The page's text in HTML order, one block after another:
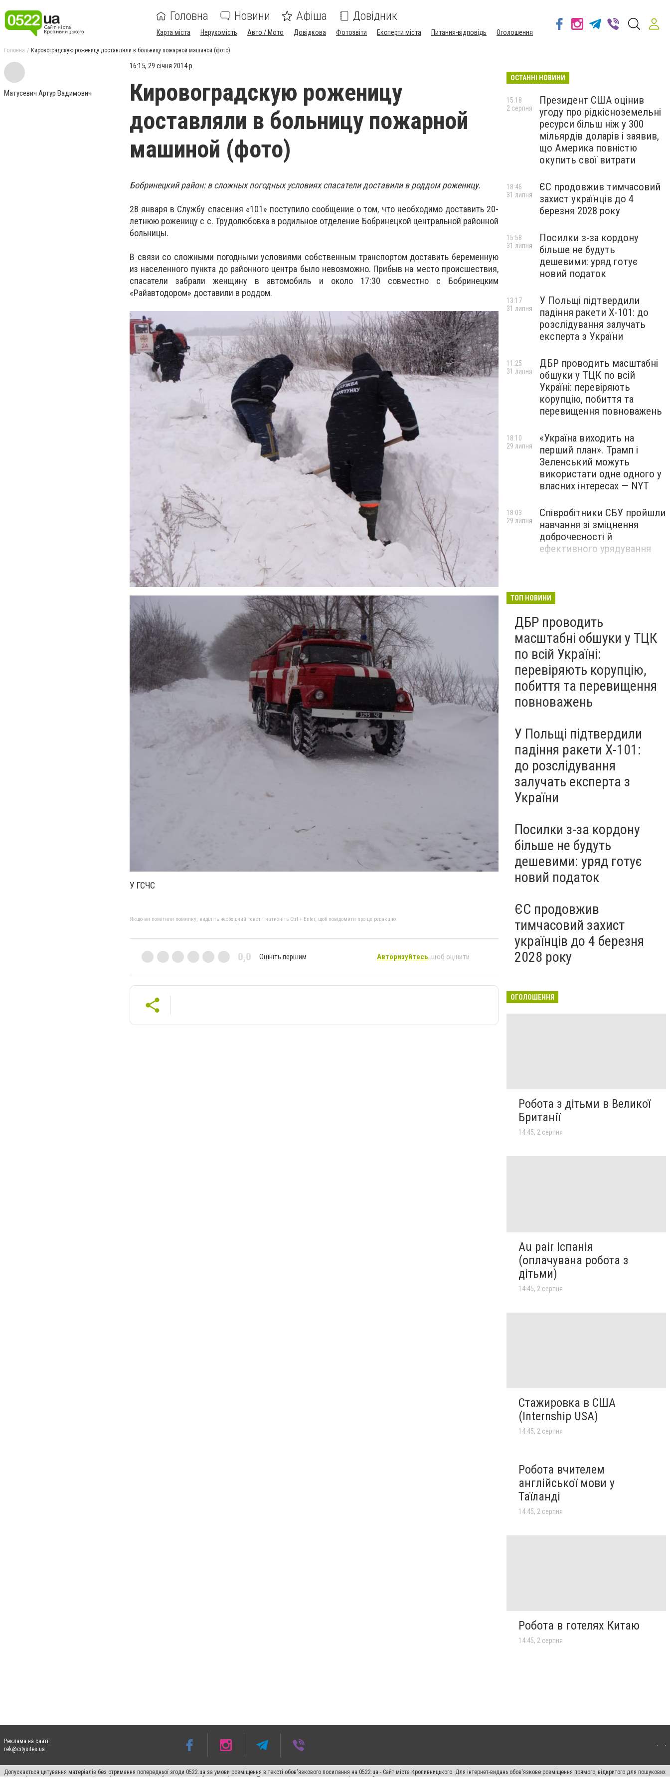
Головна Новини Афіша Довідник
Карта міста Нерухомість Авто / Мото Довідкова Фотозвіти Експерти міста Питання-відповідь Оголошення
Головна Кировоградскую роженицу доставляли в больницу пожарной машиной (фото)
Матусевич Артур Вадимович
16:15, 29 січня 2014 р.
Кировоградскую роженицу
доставляли в больницу пожарной
машиной (фото)
Бобринецкий район: в сложных погодных условиях спасатели доставили в роддом роженицу.
28 января в Службу спасения «101» поступило сообщение о том, что необходимо доставить 20-
летнюю роженицу с с. Трудолюбовка в родильное отделение Бобринецкой центральной районной
больницы.
В связи со сложными погодными условиями собственным транспортом доставить беременную
из населенного пункта до районного центра было невозможно. Прибыв на место происшествия,
спасатели забрали женщину в автомобиль и около 17:30 совместно с Бобринецким
«Райавтодором» доставили в роддом.
У ГСЧС
Якщо ви помітили помилку, виділіть необхідний текст і натисніть Ctrl + Enter, щоб повідомити про це редакцію
0,0 Оцініть першим Авторизуйтесь, щоб оцінити
ОСТАННІ НОВИНИ
Президент США оцінив
угоду про рідкісноземельні
ресурси більш ніж у 300
мільярдів доларів і заявив,
що Америка повністю
окупить свої витрати
15:18
2 серпня
ЄС продовжив тимчасовий
захист українців до 4
березня 2028 року
18:46
31 липня
Посилки з-за кордону
більше не будуть
дешевими: уряд готує
новий податок
15:58
31 липня
У Польщі підтвердили
падіння ракети Х-101: до
розслідування залучать
експерта з України
13:17
31 липня
ДБР проводить масштабні
обшуки у ТЦК по всій
Україні: перевіряють
корупцію, побиття та
перевищення повноважень
11:25
31 липня
«Україна виходить на
перший план». Трамп і
Зеленський можуть
використати одне одного у
власних інтересах — NYT
18:10
29 липня
Співробітники СБУ пройшли
навчання зі зміцнення
доброчесності й
ефективного урядування
18:03
29 липня
війська: у CENTCOM
всіх ракет
ТОП НОВИНИ
ДБР проводить
масштабні обшуки у ТЦК
по всій Україні:
перевіряють корупцію,
побиття та перевищення
повноважень
У Польщі підтвердили
падіння ракети Х-101:
до розслідування
залучать експерта з
України
Посилки з-за кордону
більше не будуть
дешевими: уряд готує
новий податок
ЄС продовжив
тимчасовий захист
українців до 4 березня
2028 року
ОГОЛОШЕННЯ
Робота з дітьми в Великої
Британії
14:45, 2 серпня
Au pair Іспанія
(оплачувана робота з
дітьми)
14:45, 2 серпня
Стажировка в США
(Internship USA)
14:45, 2 серпня
Робота вчителем
англійської мови у
Таїланді
14:45, 2 серпня
Робота в готелях Китаю
14:45, 2 серпня
Реклама на сайті:
rek@citysites.ua
Допускається цитування матеріалів без отримання попередньої згоди 0522.ua за умови розміщення в тексті обов'язкового посилання на 0522.ua - Сайт міста Кропивницького. Для інтернет-видань обов'язкове розміщення прямого, відкритого для пошукових
систем гіперпосилання на цитовані статті не нижче другого абзацу в тексті або в якості джерела. Порушення виняткових прав переслідується Законом.